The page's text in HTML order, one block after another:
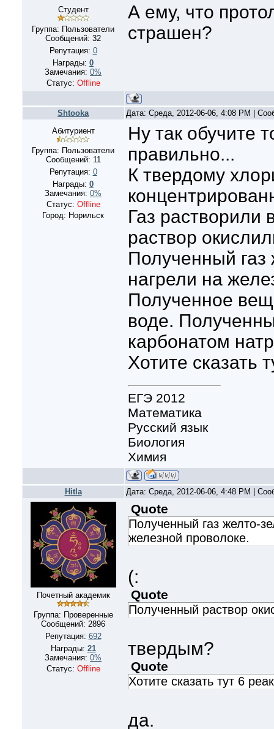
Студент
Группа: Пользователи
Сообщений: 32
Репутация: 0
Награды: 0
Замечания: 0%
Статус: Offline
А ему, что
страшен?
Shtooka
Дата: Среда, 2012-06-06, 4:08 PM |
Абитуриент
Группа: Пользователи
Сообщений: 11
Репутация: 0
Награды: 0
Замечания: 0%
Статус: Offline
Город: Норильск
Ну так обучите
правильно...
К твердому
Газ растворили
раствор
Полученный газ
нагрели на
Полученное
воде.
карбонатом
Хотите сказать
ЕГЭ 2012
Математика
Русский язык
Биология
Химия
Hitla Дата: Среда, 2012-06-06, 4:48 PM |
Почетный академик
Группа: Проверенные
Сообщений: 2896
Репутация: 692
Награды: 21
Замечания: 0%
Статус: Offline
Quote
Полученный газ желто-
железной проволоке.
(:
Quote
Полученный раствор
твердым?
Quote
Хотите сказать тут 6
да.